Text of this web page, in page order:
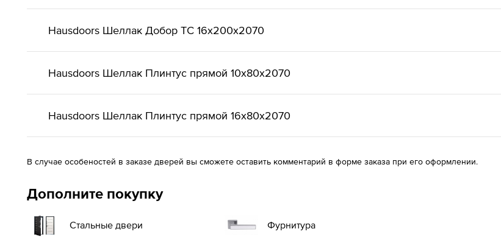
Hausdoors Шеллак Добор ТС 16x200x2070
Hausdoors Шеллак Плинтус прямой 10x80x2070
Hausdoors Шеллак Плинтус прямой 16x80x2070
В случае особеностей в заказе дверей вы сможете оставить комментарий в форме заказа при его оформлении.
Дополните покупку
Стальные двери Фурнитура